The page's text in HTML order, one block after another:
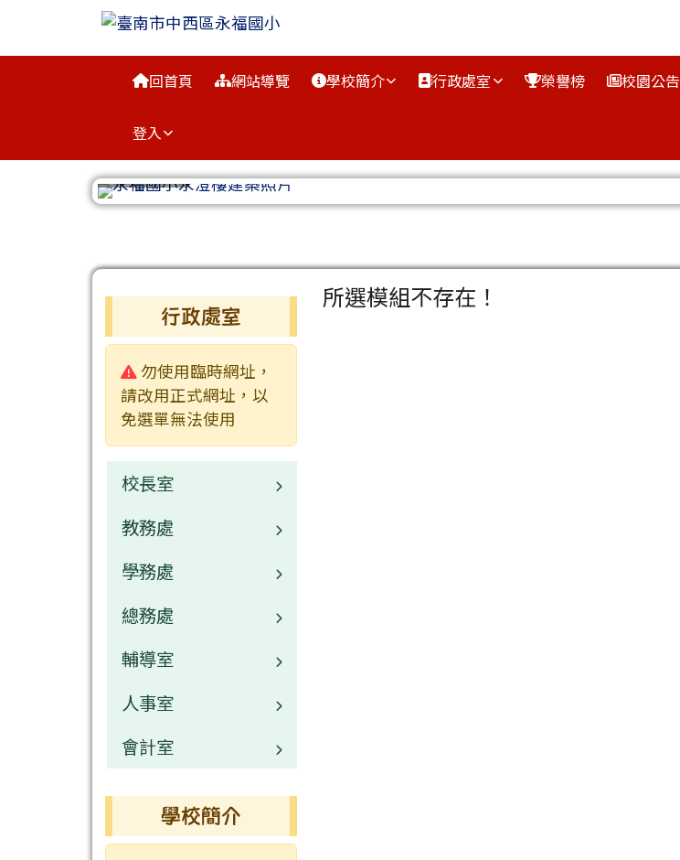
臺南市中西區永福國小
回首頁 網站導覽 學校簡介 行政處室 榮譽榜 校園公告
登入
左邊區域內容
行政處室
警告:
勿使用臨時網址，
請改用正式網址，以
免選單無法使用
校長室
校長介紹
教務處
業務職掌
校園公告
常用連結
活動相簿
榮譽榜
行事曆
校園影音
學務處
業務職掌
校園公告
常用連結
活動相簿
榮譽榜
行事曆
總務處
業務職掌
校園公告
常用連結
活動相簿
行事曆
輔導室
業務職掌
校園公告
常用連結
活動相簿
人事室
業務職掌
校園公告
常用連結
會計室
業務職掌
校園公告
學校簡介
主內容區域
所選模組不存在！
頁尾區域